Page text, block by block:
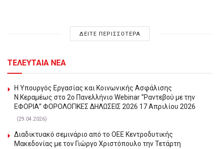
ΔΕΙΤΕ ΠΕΡΙΣΣΟΤΕΡΑ
ΤΕΛΕΥΤΑΙΑ ΝΕΑ
Η Υπουργός Εργασίας και Κοινωνικής Ασφάλισης
Ν.Κεραμέως στο 2o Πανελλήνιο Webinar “Ραντεβού με την
ΕΦΟΡΙΑ” ΦΟΡΟΛΟΓΙΚΕΣ ΔΗΛΩΣΕΙΣ 2026 17 Απριλίου 2026
(29.04.2026)
Διαδικτυακό σεμινάριο από το ΟΕΕ Κεντροδυτικής
Μακεδονίας με τον Γιώργο Χριστόπουλο την Τετάρτη